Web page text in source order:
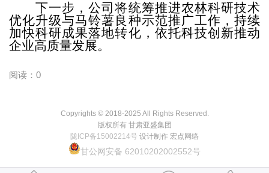
下一步，公司将统筹推进农林科研技术
优化升级与马铃薯良种示范推广工作，持续
加快科研成果落地转化，依托科技创新推动
企业高质量发展。
阅读：0
Copyrights © 2018-2025 All Rights Reserved.
版权所有 甘肃亚盛集团
陇ICP备15002214号 设计制作 宏点网络
甘公网安备 62010202002552号